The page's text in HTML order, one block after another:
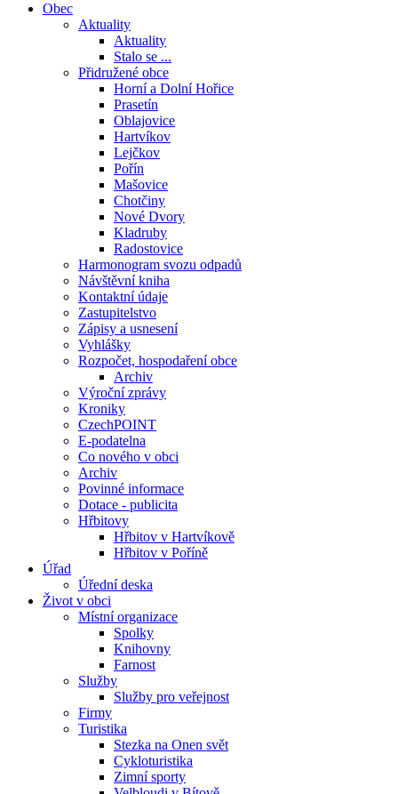
Obec
Aktuality
Aktuality
Stalo se ...
Přidružené obce
Horní a Dolní Hořice
Prasetín
Oblajovice
Hartvíkov
Lejčkov
Pořín
Mašovice
Chotčiny
Nové Dvory
Kladruby
Radostovice
Harmonogram svozu odpadů
Návštěvní kniha
Kontaktní údaje
Zastupitelstvo
Zápisy a usnesení
Vyhlášky
Rozpočet, hospodaření obce
Archiv
Výroční zprávy
Kroniky
CzechPOINT
E-podatelna
Co nového v obci
Archiv
Povinné informace
Dotace - publicita
Hřbitovy
Hřbitov v Hartvíkově
Hřbitov v Poříně
Úřad
Úřední deska
Život v obci
Místní organizace
Spolky
Knihovny
Farnost
Služby
Služby pro veřejnost
Firmy
Turistika
Stezka na Onen svět
Cykloturistika
Zimní sporty